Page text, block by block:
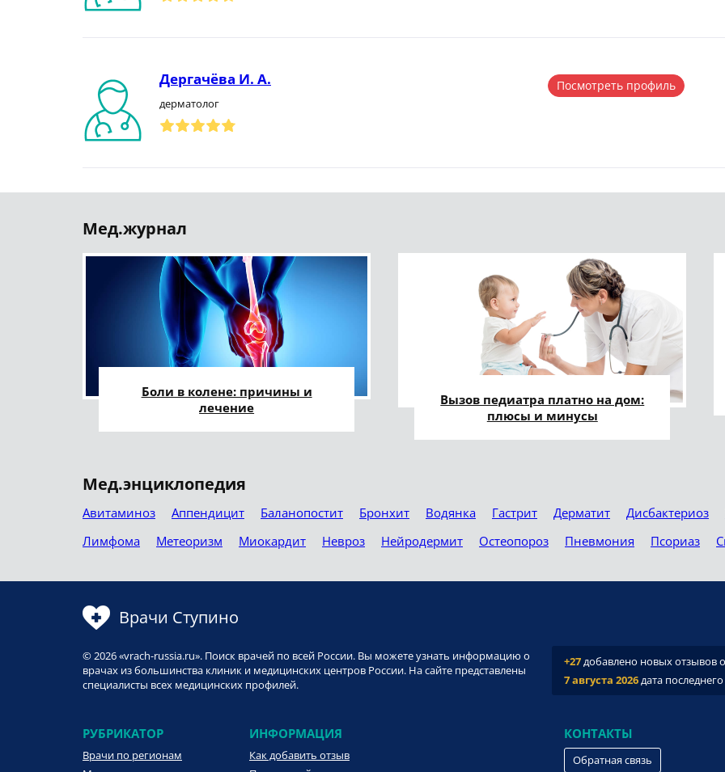
Дергачёва И. А.
дерматолог
Посмотреть профиль
Мед.журнал
Боли в колене: причины и
лечение
Вызов педиатра платно на дом:
плюсы и минусы
Мед.энциклопедия
Авитаминоз Аппендицит Баланопостит Бронхит Водянка Гастрит Дерматит Дисбактериоз
Лимфома
Метеоризм Миокардит Невроз Нейродермит Остеопороз Пневмония Псориаз
Врачи Ступино
© 2026 «vrach-russia.ru». Поиск врачей по всей России. Вы можете узнать информацию о
врачах из большинства клиник и медицинских центров России. На сайте представлены
специалисты всех медицинских профилей.
+27добавлено новых отзывов
7 августа 2026дата
РУБРИКАТОР
Врачи по регионам
ИНФОРМАЦИЯ
Как добавить отзыв
КОНТАКТЫ
Обратная связь